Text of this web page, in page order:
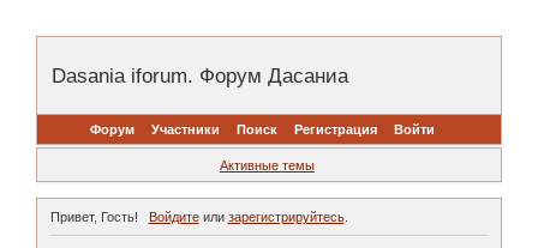
Dasania iforum. Форум Дасаниа
Форум Участники Поиск Регистрация Войти
Активные темы
Привет, Гость! Войдитеили зарегистрируйтесь.